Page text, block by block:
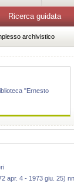
Ricerca guidata
archivistico
"Ernesto
apr. 4 - 1973 giu. 25) nn.